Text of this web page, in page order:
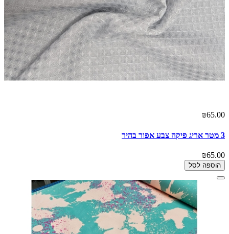
₪65.00
3 מטר אריג פיקה צבע אפור בהיר
₪65.00
הוספה לסל